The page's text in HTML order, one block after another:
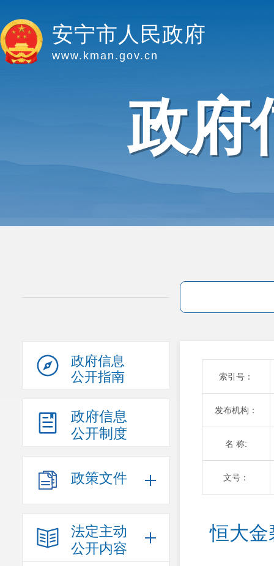
安宁市人民政府
www.kman.gov.cn
政府
政府信息
公开指南
政府信息
公开制度
政策文件
法定主动
公开内容
索引号：
发布机构：
名 称:
文号：
恒大金